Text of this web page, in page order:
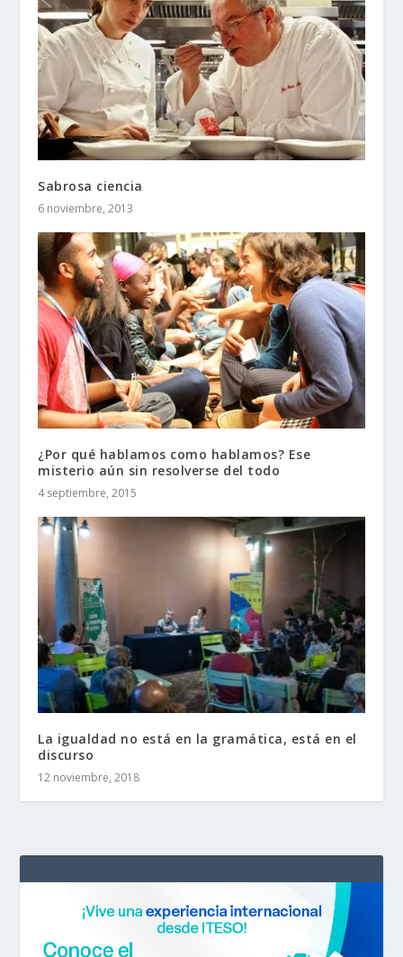
Sabrosa ciencia
6 noviembre, 2013
¿Por qué hablamos como hablamos? Ese
misterio aún sin resolverse del todo
4 septiembre, 2015
La igualdad no está en la gramática, está en el
discurso
12 noviembre, 2018